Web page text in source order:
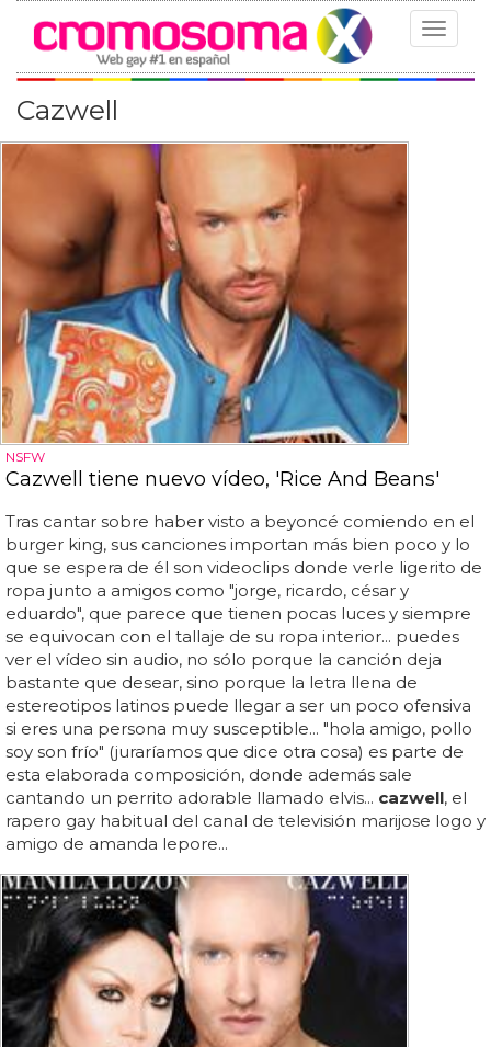
Toggle
Cazwell
NSFW
Cazwell tiene nuevo vídeo, 'Rice And Beans'
Tras cantar sobre haber visto a beyoncé comiendo en el
burger king, sus canciones importan más bien poco y lo
que se espera de él son videoclips donde verle ligerito de
ropa junto a amigos como "jorge, ricardo, césar y
eduardo", que parece que tienen pocas luces y siempre
se equivocan con el tallaje de su ropa interior... puedes
ver el vídeo sin audio, no sólo porque la canción deja
bastante que desear, sino porque la letra llena de
estereotipos latinos puede llegar a ser un poco ofensiva
si eres una persona muy susceptible... "hola amigo, pollo
soy son frío" (juraríamos que dice otra cosa) es parte de
esta elaborada composición, donde además sale
cantando un perrito adorable llamado elvis... cazwell, el
rapero gay habitual del canal de televisión marijose logo y
amigo de amanda lepore...